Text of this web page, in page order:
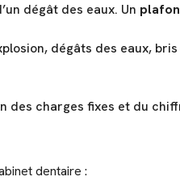
dégât des eaux. Un
dégâts des eaux,
des charges fixes et du
dentaire :